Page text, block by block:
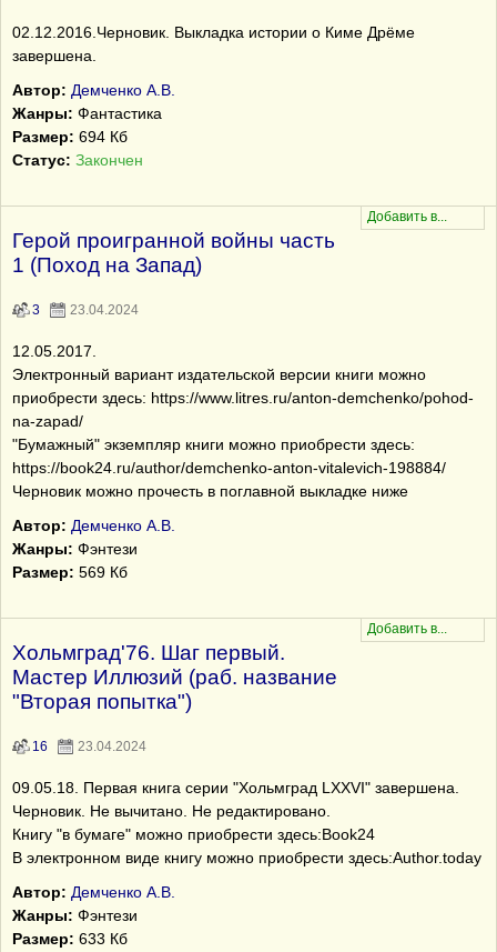
02.12.2016.Черновик. Выкладка истории о Киме Дрёме
завершена.
Автор: Демченко А.В.
Жанры: Фантастика
Размер: 694 Кб
Статус: Закончен
Герой проигранной войны часть
1 (Поход на Запад)
3 23.04.2024
12.05.2017.
Электронный вариант издательской версии книги можно
приобрести здесь: https://www.litres.ru/anton-demchenko/pohod-
na-zapad/
"Бумажный" экземпляр книги можно приобрести здесь:
https://book24.ru/author/demchenko-anton-vitalevich-198884/
Черновик можно прочесть в поглавной выкладке ниже
Автор: Демченко А.В.
Жанры: Фэнтези
Размер: 569 Кб
Хольмград'76. Шаг первый.
Мастер Иллюзий (раб. название
"Вторая попытка")
16 23.04.2024
09.05.18. Первая книга серии "Хольмград LXXVI" завершена.
Черновик. Не вычитано. Не редактировано.
Книгу "в бумаге" можно приобрести здесь:Book24
В электронном виде книгу можно приобрести здесь:Author.today
Автор: Демченко А.В.
Жанры: Фэнтези
Размер: 633 Кб